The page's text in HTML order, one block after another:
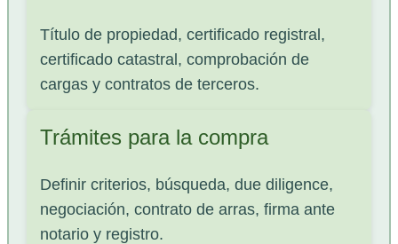
Título de propiedad, certificado registral,
certificado catastral, comprobación de
cargas y contratos de terceros.
Trámites para la compra
Definir criterios, búsqueda, due diligence,
negociación, contrato de arras, firma ante
notario y registro.